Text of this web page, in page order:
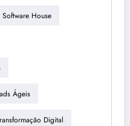
Software House
Ágeis
Digital